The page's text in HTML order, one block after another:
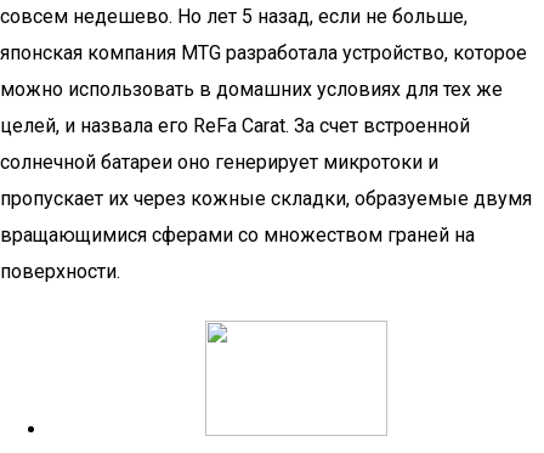
совсем недешево. Но лет 5 назад, если не больше,
японская компания MTG разработала устройство, которое
можно использовать в домашних условиях для тех же
целей, и назвала его ReFa Carat. За счет встроенной
солнечной батареи оно генерирует микротоки и
пропускает их через кожные складки, образуемые двумя
вращающимися сферами со множеством граней на
поверхности.